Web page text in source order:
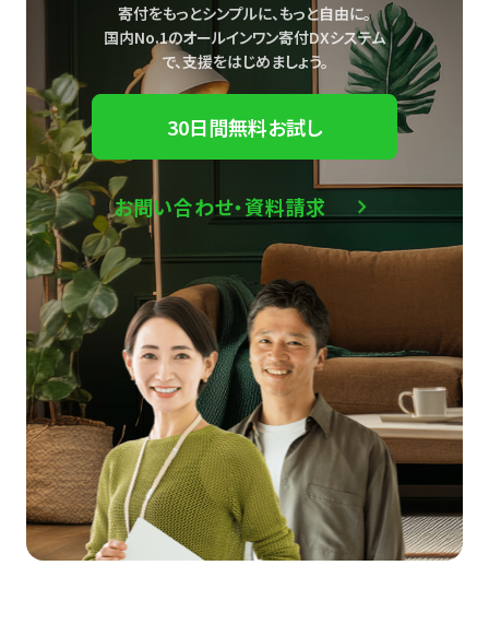
寄付をもっとシンプルに、もっと自由に。
国内No.1のオールインワン寄付DXシステム
で、支援をはじめましょう。
30日間無料お試し
お問い合わせ・資料請求